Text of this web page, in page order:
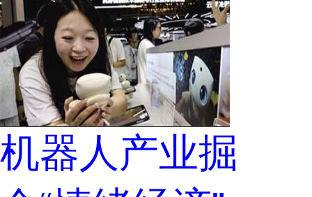
机器人产业掘